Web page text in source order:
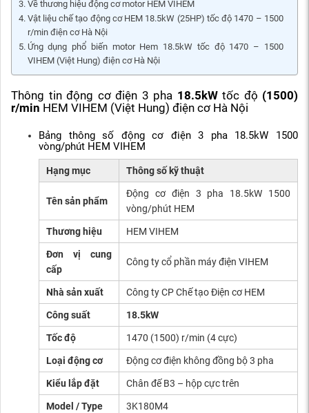
Về thương hiệu động cơ motor HEM VIHEM
Vật liệu chế tạo động cơ HEM 18.5kW (25HP) tốc độ 1470 – 1500
r/min điện cơ Hà Nội
Ứng dụng phổ biến motor Hem 18.5kW tốc độ 1470 – 1500
VIHEM (Việt Hung) điện cơ Hà Nội
Thông tin động cơ điện 3 pha 18.5kWtốc độ (1500)
r/min HEM VIHEM (Việt Hung) điện cơ Hà Nội
Bảng thông số động cơ điện 3 pha 18.5kW 1500
vòng/phút HEM VIHEM
Hạng mục Thông số kỹ thuật
Tên sản phẩm
Động cơ điện 3 pha 18.5kW 1500
vòng/phút HEM
Thương hiệu HEM VIHEM
Đơn vị cung
cấp
Công ty cổ phần máy điện VIHEM
Nhà sản xuất Công ty CP Chế tạo Điện cơ HEM
Công suất 18.5kW
Tốc độ 1470 (1500) r/min (4 cực)
Loại động cơ Động cơ điện không đồng bộ 3 pha
Kiểu lắp đặt Chân đế B3 – hộp cực trên
Model / Type 3K180M4